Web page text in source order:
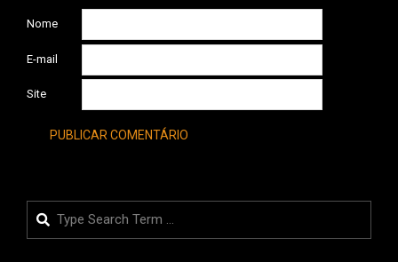
Nome
E-mail
Site
Search